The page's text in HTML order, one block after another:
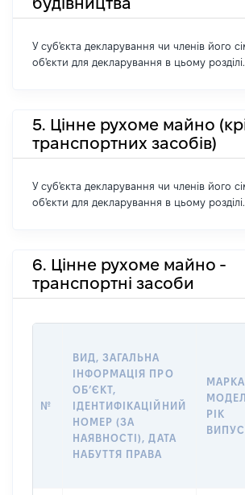
У суб'єкта декларування чи членів його
об'єкти для декларування в цьому розділі.
5. Цінне рухоме майно
транспортних засобів)
У суб'єкта декларування чи членів його
об'єкти для декларування в цьому розділі.
6. Цінне рухоме майно -
транспортні засоби
№
ВИД, ЗАГАЛЬНА
ІНФОРМАЦІЯ ПРО
ОБʼЄКТ,
ІДЕНТИФІКАЦІЙНИЙ
НОМЕР (ЗА
НАЯВНОСТІ), ДАТА
НАБУТТЯ ПРАВА
РІК